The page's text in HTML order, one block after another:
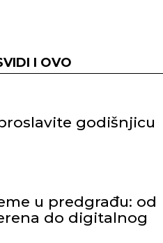
I OVO
godišnjicu
u predgrađu: od
do digitalnog